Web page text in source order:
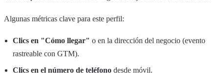
Algunas métricas clave para este perfil:
Clics en "Cómo llegar" o en la dirección del negocio (evento
rastreable con GTM).
Clics en el número de teléfono desde móvil.